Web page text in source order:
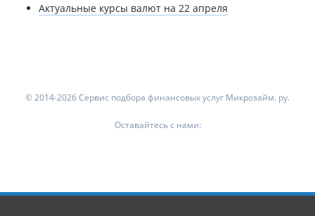
Актуальные курсы валют на 22 апреля
© 2014-2026 Сервис подбора финансовых услуг Микрозайм. ру.
Оставайтесь с нами: